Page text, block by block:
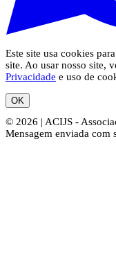
Este site usa cookies
site. Ao usar nosso site,
Privacidade e uso de
OK
© 2026 | ACIJS -
Mensagem enviada com